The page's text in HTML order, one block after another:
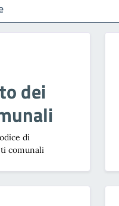
dei
di
comunali